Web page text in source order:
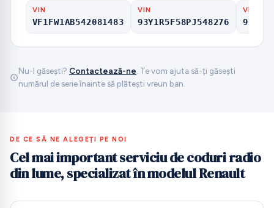
VIN
VF1FW1AB542081483
VIN
93Y1R5F58PJ548276
VIN
Nu-l găsești? Contactează-ne. Te vom ajuta să-ți găsești
numărul de serie înainte să plătești vreun ban.
DE CE SĂ NE ALEGEȚI PE NOI
Cel mai important serviciu de coduri radio
din lume, specializat în modelul Renault